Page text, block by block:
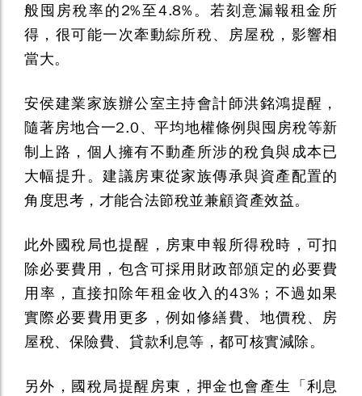
般囤房稅率的2%至4.8%。若刻意漏報租金所
得，很可能一次牽動綜所稅、房屋稅，影響相
當大。
安侯建業家族辦公室主持會計師洪銘鴻提醒，
隨著房地合一2.0、平均地權條例與囤房稅等新
制上路，個人擁有不動產所涉的稅負與成本已
大幅提升。建議房東從家族傳承與資產配置的
角度思考，才能合法節稅並兼顧資產效益。
此外國稅局也提醒，房東申報所得稅時，可扣
除必要費用，包含可採用財政部頒定的必要費
用率，直接扣除年租金收入的43%；不過如果
實際必要費用更多，例如修繕費、地價稅、房
屋稅、保險費、貸款利息等，都可核實減除。
另外，國稅局提醒房東，押金也會產生「利息